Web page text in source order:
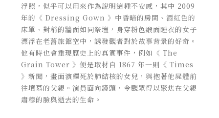
浮照，似乎可以用來作為說明這種不安感，其中 2009
年的《 Dressing Gown 》中昏暗的房間、酒紅色的
床單、對稱的牆面如同祭壇， 身穿粉色緞面睡衣的女子
漂浮在老舊旅館空中 ，誘發觀者對於故事背景的好奇。
他有時也會重現歷史上的真實事件，例如《 The
Grain Tower 》便是取材自 1867 年一則《 Times
》新聞，畫面演繹死於肺結核的女兒，與抱著他屍體前
往墳墓的父親。演員面向鏡頭，令觀眾得以聚焦在父親
肅穆的臉與逝去的生命。